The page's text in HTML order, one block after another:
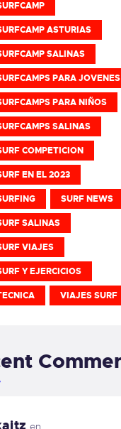
ASTURIAS
SALINAS
PARA JOVENES
PARA NIÑOS
SALINAS
COMPETICION
EN EL 2023
SURF NEWS
SALINAS
VIAJES
Y EJERCICIOS
VIAJES SURF